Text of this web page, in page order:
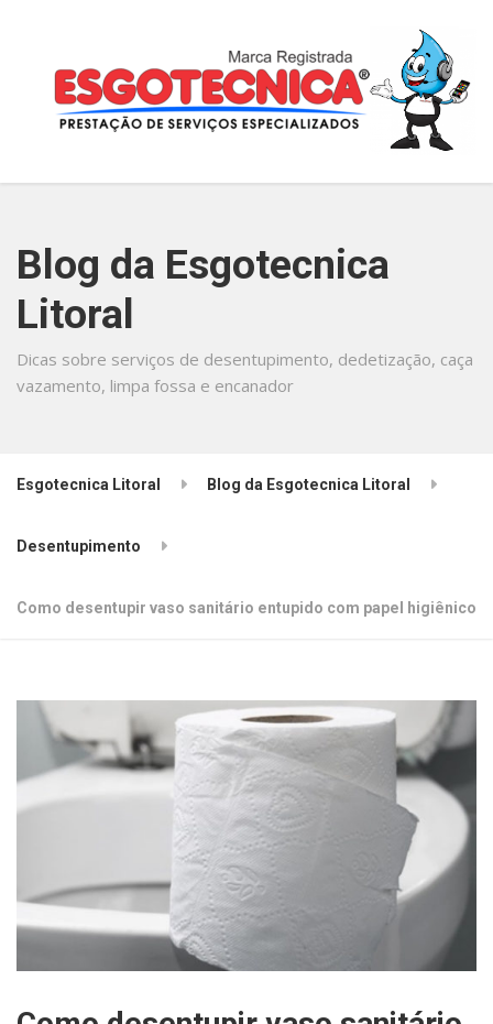
Blog da Esgotecnica
Litoral
Dicas sobre serviços de desentupimento, dedetização, caça
vazamento, limpa fossa e encanador
Esgotecnica Litoral Blog da Esgotecnica Litoral
Desentupimento
Como desentupir vaso sanitário entupido com papel higiênico